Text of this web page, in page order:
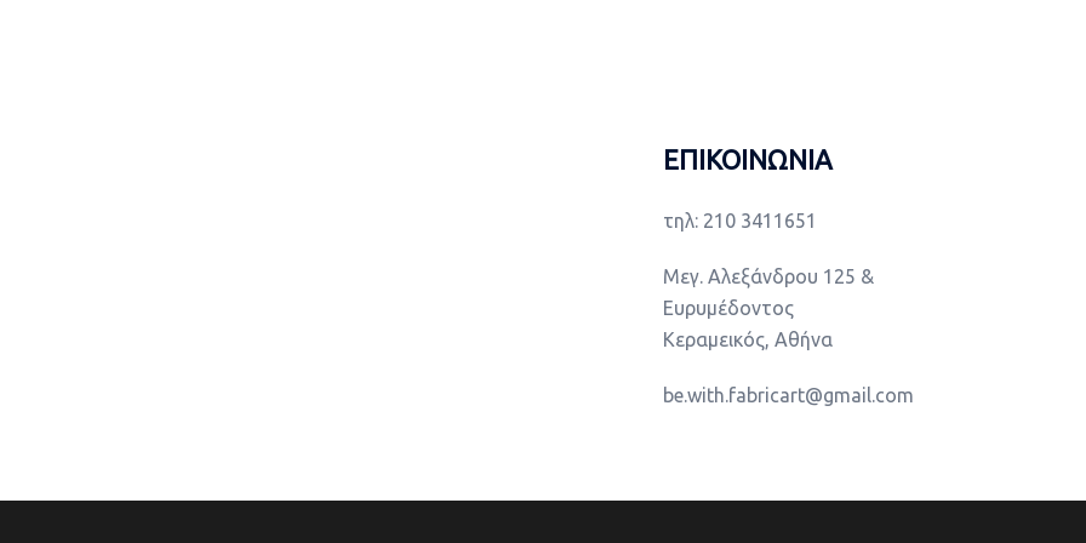
ΕΠΙΚΟΙΝΩΝΙΑ
τηλ: 210 3411651
Μεγ. Αλεξάνδρου 125 &
Ευρυμέδοντος
Κεραμεικός, Αθήνα
be.with.fabricart@gmail.com